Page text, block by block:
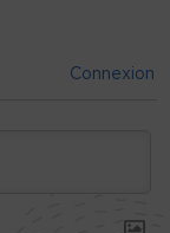
Connexion